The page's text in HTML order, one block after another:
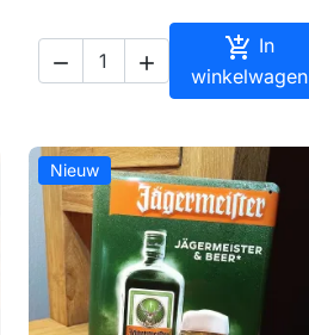
 
 In
winkelwagen
Nieuw